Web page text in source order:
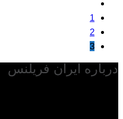
1
2
3
درباره ایران فریلنس